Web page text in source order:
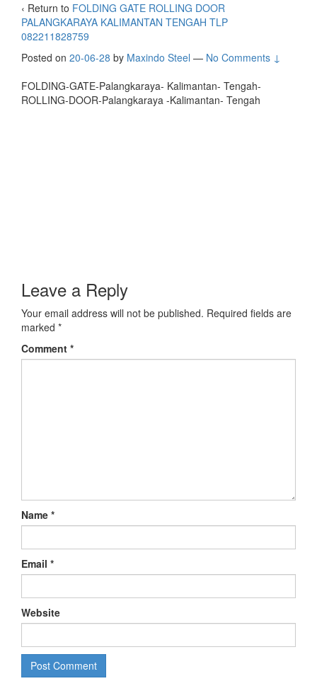
‹ Return to FOLDING GATE ROLLING DOOR
PALANGKARAYA KALIMANTAN TENGAH TLP
082211828759
Posted on 20-06-28 by Maxindo Steel — No Comments ↓
FOLDING-GATE-Palangkaraya- Kalimantan- Tengah-
ROLLING-DOOR-Palangkaraya -Kalimantan- Tengah
Leave a Reply
Your email address will not be published. Required fields are
marked *
Comment *
Name *
Email *
Website